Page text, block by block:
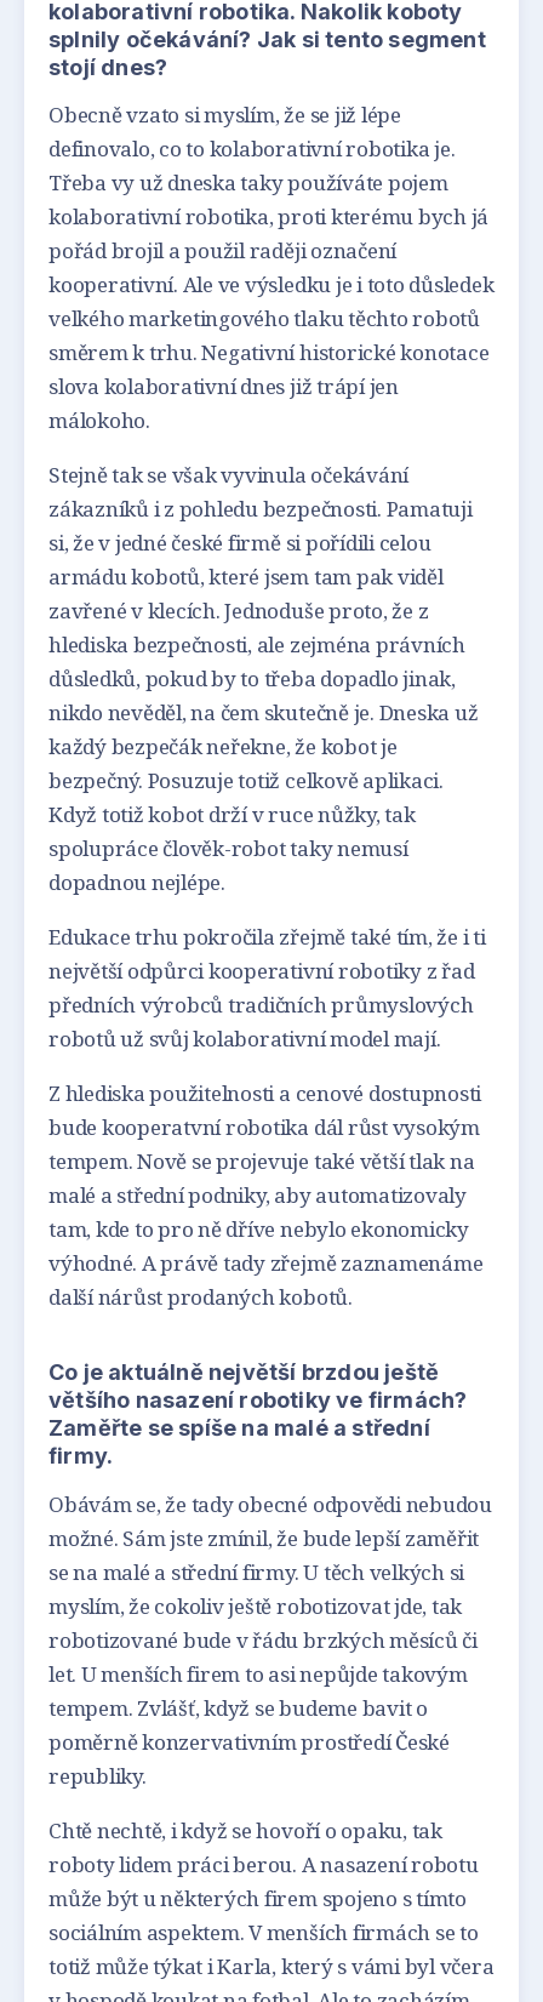
kolaborativní robotika. Nakolik koboty
splnily očekávání? Jak si tento segment
stojí dnes?
Obecně vzato si myslím, že se již lépe
definovalo, co to kolaborativní robotika je.
Třeba vy už dneska taky používáte pojem
kolaborativní robotika, proti kterému bych já
pořád brojil a použil raději označení
kooperativní. Ale ve výsledku je i toto důsledek
velkého marketingového tlaku těchto robotů
směrem k trhu. Negativní historické konotace
slova kolaborativní dnes již trápí jen
málokoho.
Stejně tak se však vyvinula očekávání
zákazníků i z pohledu bezpečnosti. Pamatuji
si, že v jedné české firmě si pořídili celou
armádu kobotů, které jsem tam pak viděl
zavřené v klecích. Jednoduše proto, že z
hlediska bezpečnosti, ale zejména právních
důsledků, pokud by to třeba dopadlo jinak,
nikdo nevěděl, na čem skutečně je. Dneska už
každý bezpečák neřekne, že kobot je
bezpečný. Posuzuje totiž celkově aplikaci.
Když totiž kobot drží v ruce nůžky, tak
spolupráce člověk-robot taky nemusí
dopadnou nejlépe.
Edukace trhu pokročila zřejmě také tím, že i ti
největší odpůrci kooperativní robotiky z řad
předních výrobců tradičních průmyslových
robotů už svůj kolaborativní model mají.
Z hlediska použitelnosti a cenové dostupnosti
bude kooperatvní robotika dál růst vysokým
tempem. Nově se projevuje také větší tlak na
malé a střední podniky, aby automatizovaly
tam, kde to pro ně dříve nebylo ekonomicky
výhodné. A právě tady zřejmě zaznamenáme
další nárůst prodaných kobotů.
Co je aktuálně největší brzdou ještě
většího nasazení robotiky ve firmách?
Zaměřte se spíše na malé a střední
firmy.
Obávám se, že tady obecné odpovědi nebudou
možné. Sám jste zmínil, že bude lepší zaměřit
se na malé a střední firmy. U těch velkých si
myslím, že cokoliv ještě robotizovat jde, tak
robotizované bude v řádu brzkých měsíců či
let. U menších firem to asi nepůjde takovým
tempem. Zvlášť, když se budeme bavit o
poměrně konzervativním prostředí České
republiky.
Chtě nechtě, i když se hovoří o opaku, tak
roboty lidem práci berou. A nasazení robotu
může být u některých firem spojeno s tímto
sociálním aspektem. V menších firmách se to
totiž může týkat i Karla, který s vámi byl včera